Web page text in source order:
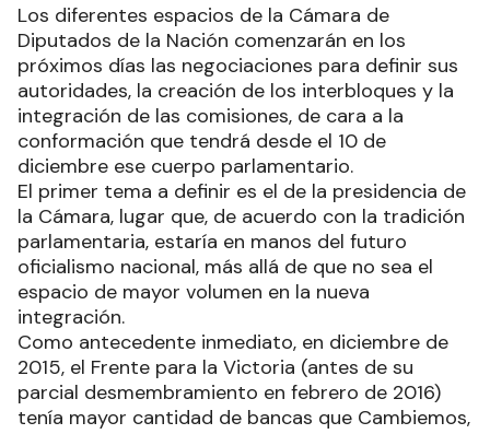
Los diferentes espacios de la Cámara de
Diputados de la Nación comenzarán en los
próximos días las negociaciones para definir sus
autoridades, la creación de los interbloques y la
integración de las comisiones, de cara a la
conformación que tendrá desde el 10 de
diciembre ese cuerpo parlamentario.
El primer tema a definir es el de la presidencia de
la Cámara, lugar que, de acuerdo con la tradición
parlamentaria, estaría en manos del futuro
oficialismo nacional, más allá de que no sea el
espacio de mayor volumen en la nueva
integración.
Como antecedente inmediato, en diciembre de
2015, el Frente para la Victoria (antes de su
parcial desmembramiento en febrero de 2016)
tenía mayor cantidad de bancas que Cambiemos,